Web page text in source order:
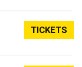
TICKETS